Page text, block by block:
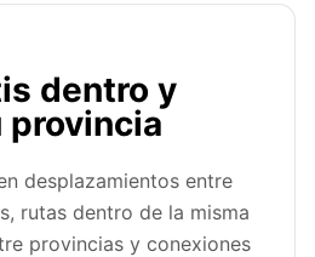
dentro y
provincia
desplazamientos entre
rutas dentro de la misma
provincias y conexiones